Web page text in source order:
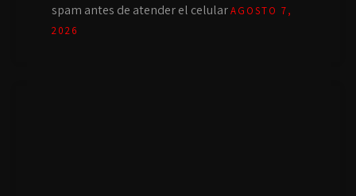
spam antes de atender el celularAGOSTO 7,
2026